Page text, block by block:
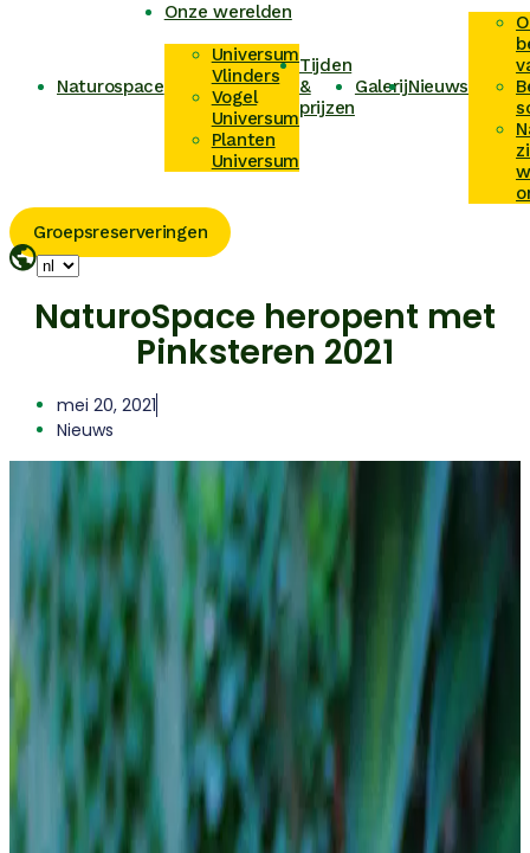
Naturospace
Onze werelden
Universum
Vlinders
Vogel
Universum
Planten
Universum
Tijden
&
prijzen
GalerijNieuws
Groepsreserveringen
NaturoSpace heropent met
Pinksteren 2021
mei 20, 2021
Nieuws